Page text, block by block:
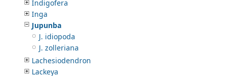
Indigofera
Inga
Jupunba
J. idiopoda
J. zolleriana
Lachesiodendron
Lackeya